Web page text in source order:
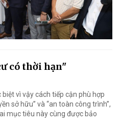
có thời hạn"
vì vậy cách tiếp cận phù hợp
sở hữu” và “an toàn công trình”,
mục tiêu này cùng được bảo